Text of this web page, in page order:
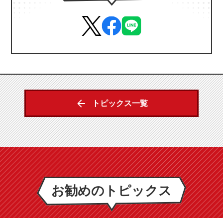
トピックス一覧
お勧めのトピックス